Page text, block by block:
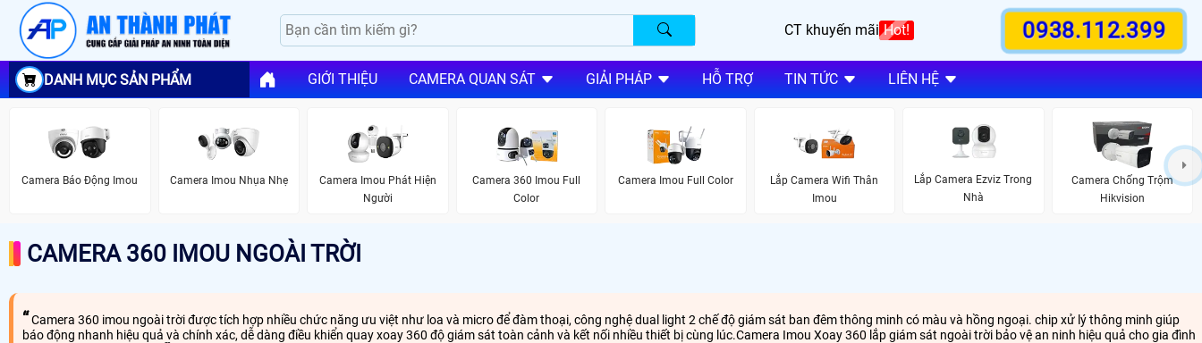
CT khuyến mãi Hot! 0938.112.399
DANH MỤC SẢN PHẨM GIỚI THIỆU CAMERA QUAN SÁT GIẢI PHÁP HỖ TRỢ TIN TỨC LIÊN HỆ
Camera Báo Động Imou Camera Imou Nhụa Nhẹ
Camera Imou Phát Hiện
Người
Camera 360 Imou Full
Color
Camera Imou Full Color
Lắp Camera Wifi Thân
Imou
Lắp Camera Ezviz Trong
Nhà
Camera Chống Trộm
Hikvision
CAMERA 360 IMOU NGOÀI TRỜI
Camera 360 imou ngoài trời được tích hợp nhiều chức năng ưu việt như loa và micro để đàm thoại, công nghệ dual light 2 chế độ giám sát ban đêm thông minh có màu và hồng ngoại. chip xử lý thông minh giúp
báo động nhanh hiệu quả và chính xác, dễ dàng điều khiển quay xoay 360 độ giám sát toàn cảnh và kết nối nhiều thiết bị cùng lúc.Camera Imou Xoay 360 lắp giám sát ngoài trời bảo vệ an ninh hiệu quả cho gia đình